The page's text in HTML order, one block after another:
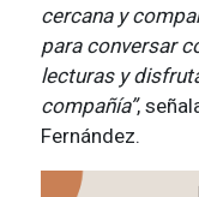
cercana y
para conversar
lecturas y
compañía”,
Fernández.